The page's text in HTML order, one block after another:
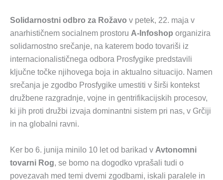
Solidarnostni odbro za Rožavo v petek, 22. maja v
anarhističnem socialnem prostoru A-Infoshop organizira
solidarnostno srečanje, na katerem bodo tovariši iz
internacionalističnega odbora Prosfygike predstavili
ključne točke njihovega boja in aktualno situacijo. Namen
srečanja je zgodbo Prosfygike umestiti v širši kontekst
družbene razgradnje, vojne in gentrifikacijskih procesov,
ki jih proti družbi izvaja dominantni sistem pri nas, v Grčiji
in na globalni ravni.
Ker bo 6. junija minilo 10 let od barikad v Avtonomni
tovarni Rog, se bomo na dogodko vprašali tudi o
povezavah med temi dvemi zgodbami, iskali paralele in